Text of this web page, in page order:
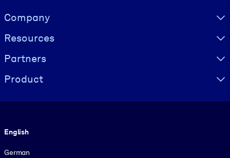
Visually hidden Text
Company
Resources
Partners
Product
English
German